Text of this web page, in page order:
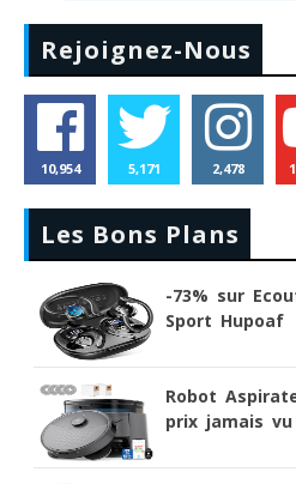
Rejoignez-Nous
10,954 5,171 2,478
Les Bons Plans
-73% sur
Sport Hupoaf
Robot
prix jamais